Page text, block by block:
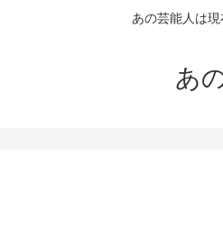
あの芸能人は
あ